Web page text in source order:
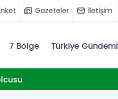
Gazeteler İletişim
7 Bölge Türkiye Gündemi